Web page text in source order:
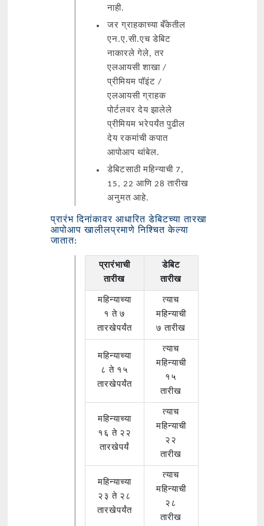
नाही.
जर ग्राहकाच्या बँकेतील
एन.ए.सी.एच डेबिट
नाकारले गेले, तर
एलआयसी शाखा /
प्रीमियम पॉइंट /
एलआयसी ग्राहक
पोर्टलवर देय झालेले
प्रीमियम भरेपर्यंत पुढील
देय रकमांची कपात
आपोआप थांबेल.
डेबिटसाठी महिन्याची 7,
15, 22 आणि 28 तारीख
अनुमत आहे.
प्रारंभ दिनांकावर आधारित डेबिटच्या तारखा
आपोआप खालीलप्रमाणे निश्चित केल्या
जातात:
प्रारंभाची
तारीख
डेबिट
तारीख
महिन्याच्या
१ ते ७
तारखेपर्यंत
त्याच
महिन्याची
७ तारीख
महिन्याच्या
८ ते १५
तारखेपर्यंत
त्याच
महिन्याची
१५
तारीख
महिन्याच्या
१६ ते २२
तारखेपर्यं
त्याच
महिन्याची
२२
तारीख
महिन्याच्या
२३ ते २८
तारखेपर्यंत
त्याच
महिन्याची
२८
तारीख